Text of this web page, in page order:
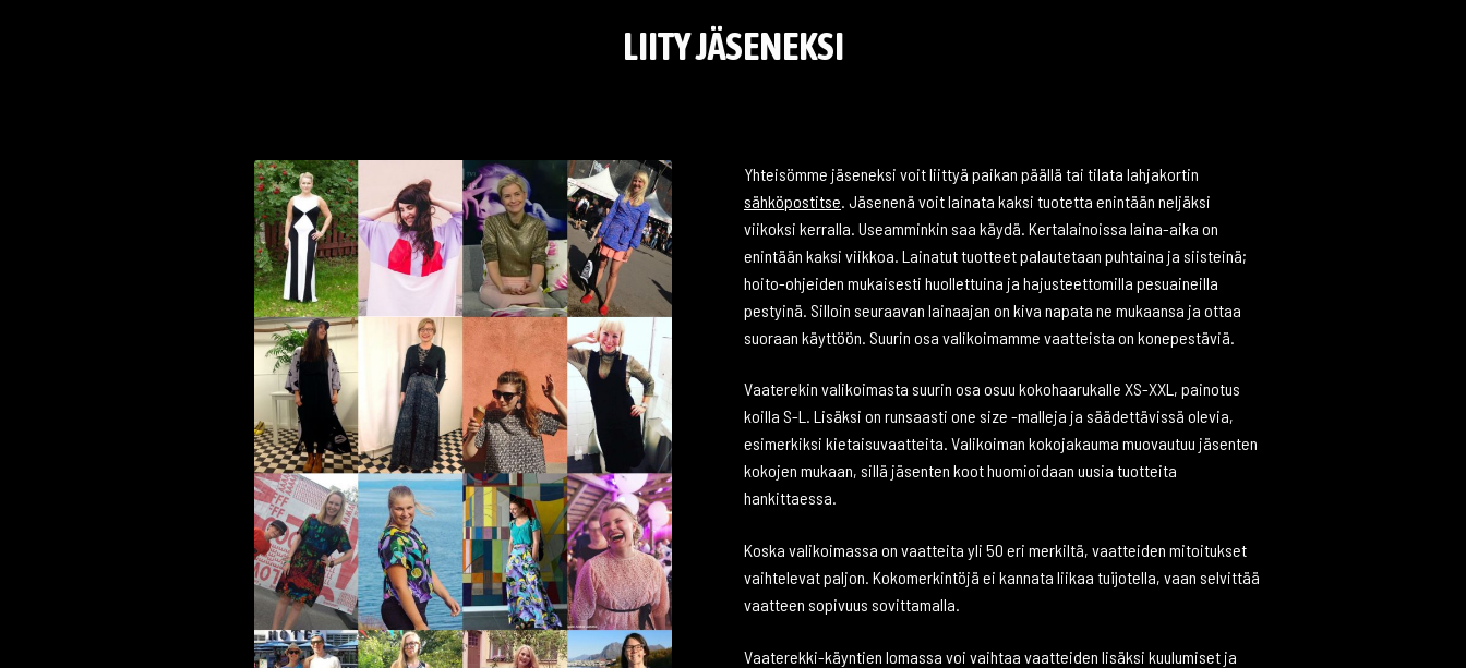
LIITY JÄSENEKSI
Yhteisömme jäseneksi voit liittyä paikan päällä tai tilata lahjakortin
sähköpostitse . Jäsenenä voit lainata kaksi tuotetta enintään neljäksi
viikoksi kerralla. Useamminkin saa käydä. Kertalainoissa laina-aika on
enintään kaksi viikkoa. Lainatut tuotteet palautetaan puhtaina ja siisteinä;
hoito-ohjeiden mukaisesti huollettuina ja hajusteettomilla pesuaineilla
pestyinä. Silloin seuraavan lainaajan on kiva napata ne mukaansa ja ottaa
suoraan käyttöön. Suurin osa valikoimamme vaatteista on konepestäviä.
Vaaterekin valikoimasta suurin osa osuu kokohaarukalle XS-XXL, painotus
koilla S-L. Lisäksi on runsaasti one size -malleja ja säädettävissä olevia,
esimerkiksi kietaisuvaatteita. Valikoiman kokojakauma muovautuu jäsenten
kokojen mukaan, sillä jäsenten koot huomioidaan uusia tuotteita
hankittaessa.
Koska valikoimassa on vaatteita yli 50 eri merkiltä, vaatteiden mitoitukset
vaihtelevat paljon. Kokomerkintöjä ei kannata liikaa tuijotella, vaan selvittää
vaatteen sopivuus sovittamalla.
Vaaterekki-käyntien lomassa voi vaihtaa vaatteiden lisäksi kuulumiset ja